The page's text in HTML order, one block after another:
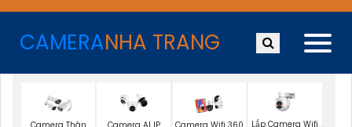
CAMERANHA TRANG
Lắp Camera Wifi